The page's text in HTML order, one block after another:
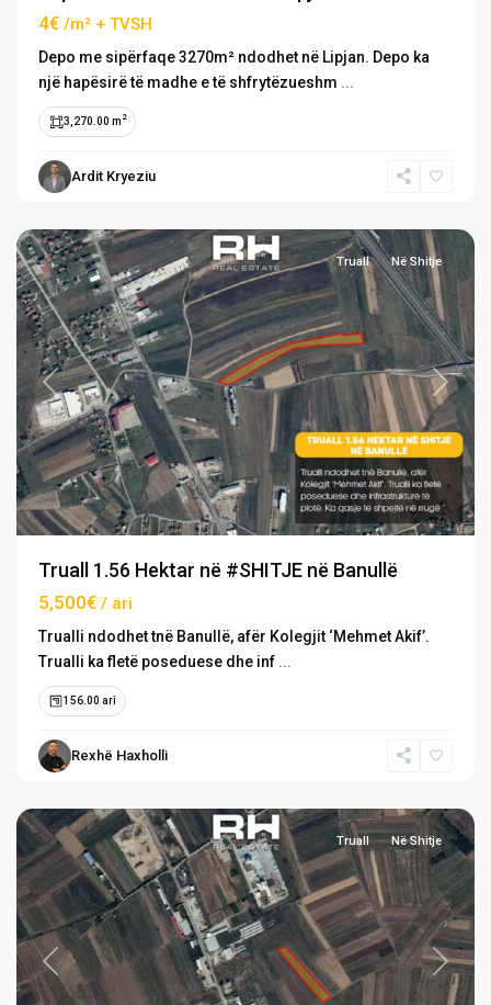
4€ /m² + TVSH
Depo me sipërfaqe 3270m² ndodhet në Lipjan. Depo ka
një hapësirë të madhe e të shfrytëzueshm ...
3,270.00 m 2
Ardit Kryeziu
Banullë,
Previous Next
Truall Në Shitje
Truall 1.56 Hektar në #SHITJE në Banullë
5,500€ / ari
Trualli ndodhet tnë Banullë, afër Kolegjit ‘Mehmet Akif’.
Trualli ka fletë poseduese dhe inf ...
156.00 ari
Rexhë Haxholli
Gushtericë
Ulët,
Previous Next
Truall Në Shitje